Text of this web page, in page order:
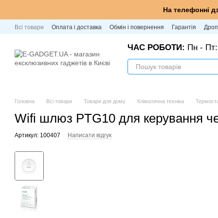
На телефонні
Всі товари Оплата і доставка Обмін і повернення Гарантія
ЧАС РОБОТИ: Пн - Пт:
Головна Всі товари Товари для дому Кліматична техніка
Wifi шлюз PTG10 для керування
Артикул: 100407 Написати відгук